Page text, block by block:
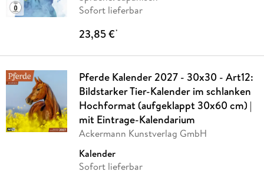
Sofort lieferbar
23,85 €*
Pferde Kalender 2027 - 30x30 - Art12:
Bildstarker Tier-Kalender im schlanken
Hochformat (aufgeklappt 30x60 cm) |
mit Eintrage-Kalendarium
Ackermann Kunstverlag GmbH
Kalender
Sofort lieferbar